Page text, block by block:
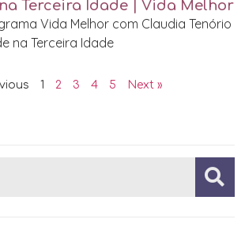
Terceira Idade | Vida Melhor
Vida Melhor com Claudia Tenório
na Terceira Idade
1 2 3 4 5 Next »